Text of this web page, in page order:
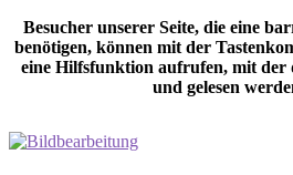
Besucher unserer Seite, die eine
benötigen, können mit der
eine Hilfsfunktion aufrufen, mit der
und gelesen